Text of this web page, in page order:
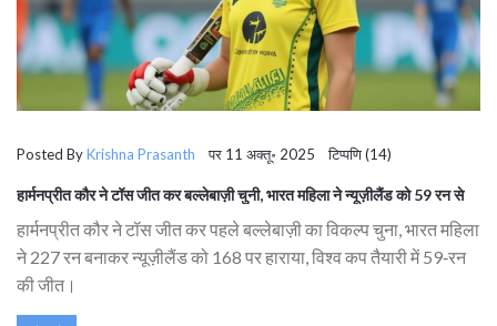
Posted ByKrishna Prasanth पर 11 अक्तू॰ 2025 टिप्पणि (14)
हार्मनप्रीत कौर ने टॉस जीत कर बल्लेबाज़ी चुनी, भारत महिला ने न्यूज़ीलैंड को 59 रन से
हार्मनप्रीत कौर ने टॉस जीत कर पहले बल्लेबाज़ी का विकल्प चुना, भारत महिला
ने 227 रन बनाकर न्यूज़ीलैंड को 168 पर हाराया, विश्व कप तैयारी में 59‑रन
की जीत।